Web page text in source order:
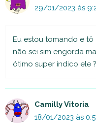
29/01/2023 às
Eu estou tomando e
não sei sim engorda
ótimo super índico ele ?
Camilly Vitoria
18/01/2023 às